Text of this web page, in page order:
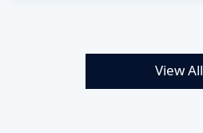
View All